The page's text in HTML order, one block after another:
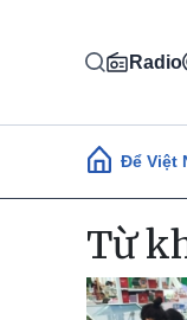
Radio
Main Để Việt
Từ